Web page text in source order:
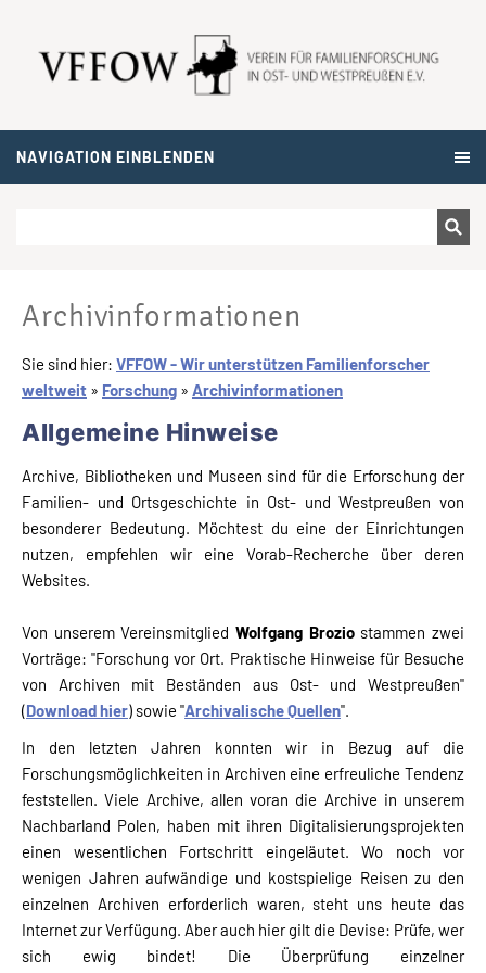
NAVIGATION EINBLENDEN
Archivinformationen
Sie sind hier: VFFOW - Wir unterstützen Familienforscher
weltweit » Forschung » Archivinformationen
Allgemeine Hinweise
Archive, Bibliotheken und Museen sind für die Erforschung der
Familien- und Ortsgeschichte in Ost- und Westpreußen von
besonderer Bedeutung. Möchtest du eine der Einrichtungen
nutzen, empfehlen wir eine Vorab-Recherche über deren
Websites.
Von unserem Vereinsmitglied Wolfgang Broziostammen zwei
Vorträge: "Forschung vor Ort. Praktische Hinweise für Besuche
von Archiven mit Beständen aus Ost- und Westpreußen"
(Download hier) sowie "Archivalische Quellen".
In den letzten Jahren konnten wir in Bezug auf die
Forschungsmöglichkeiten in Archiven eine erfreuliche Tendenz
feststellen. Viele Archive, allen voran die Archive in unserem
Nachbarland Polen, haben mit ihren Digitalisierungsprojekten
einen wesentlichen Fortschritt eingeläutet. Wo noch vor
wenigen Jahren aufwändige und kostspielige Reisen zu den
einzelnen Archiven erforderlich waren, steht uns heute das
Internet zur Verfügung. Aber auch hier gilt die Devise: Prüfe, wer
sich ewig bindet! Die Überprüfung einzelner